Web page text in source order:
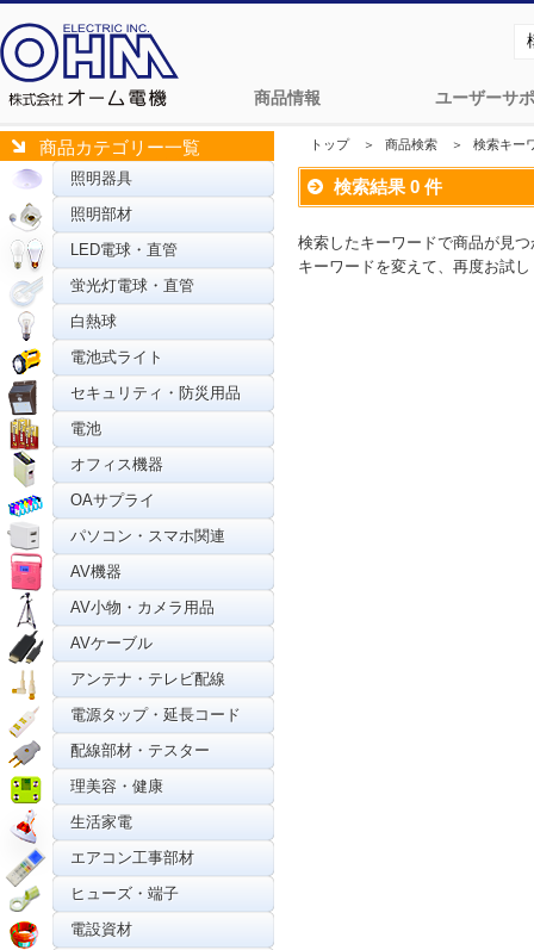
商品情報 ユーザーサ
商品カテゴリー一覧
照明器具
照明部材
LED電球・直管
蛍光灯電球・直管
白熱球
電池式ライト
セキュリティ・防災用品
電池
オフィス機器
OAサプライ
パソコン・スマホ関連
AV機器
AV小物・カメラ用品
AVケーブル
アンテナ・テレビ配線
電源タップ・延長コード
配線部材・テスター
理美容・健康
生活家電
エアコン工事部材
ヒューズ・端子
電設資材
トップ＞ 商品検索 ＞ 検索キー
検索結果 0 件
検索したキーワードで商品が見
キーワードを変えて、再度お試